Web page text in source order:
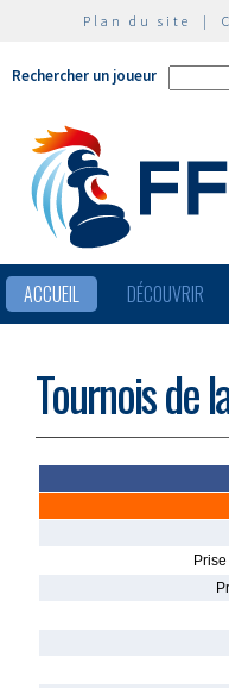
Plan du site |
Rechercher un joueur
ACCUEIL DÉCOUVRIR
Tournois de